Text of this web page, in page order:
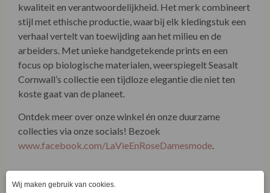
kwaliteit en verantwoordelijkheid. Het merk combineert
stijl met ethische productie, waarbij elk kledingstuk een
verhaal vertelt van toewijding aan het milieu en de
arbeiders. Met unieke handgetekende prints en een
focus op biologische materialen, weerspiegelt Seasalt
Cornwall’s collectie een tijdloze elegantie die niet ten
koste gaat van de planeet.
Ontdek meer over onze winkel én onze duurzame
collecties via onze socials! Bezoek
www.facebook.com/LaVieEnRoseDamesmode.
Combineer met